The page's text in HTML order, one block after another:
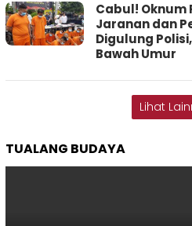
Cabul! Oknum
Jaranan dan
Digulung
Bawah Umur
Lihat
TUALANG BUDAYA